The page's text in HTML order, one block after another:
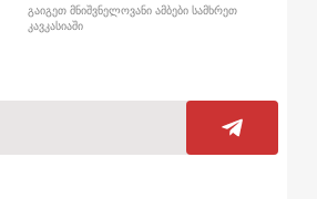
გაიგეთ მნიშვნელოვანი ამბები სამხრეთ
კავკასიაში